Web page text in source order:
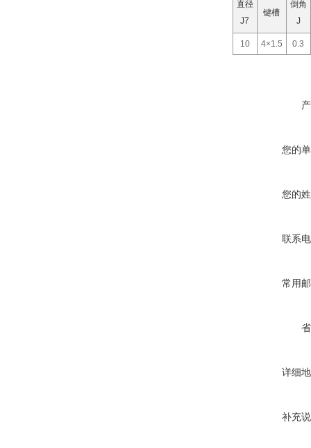
直径
J7
键槽
倒角
J
10 4×1.5 0.3
您的
您的
联系
常用
详细
补充